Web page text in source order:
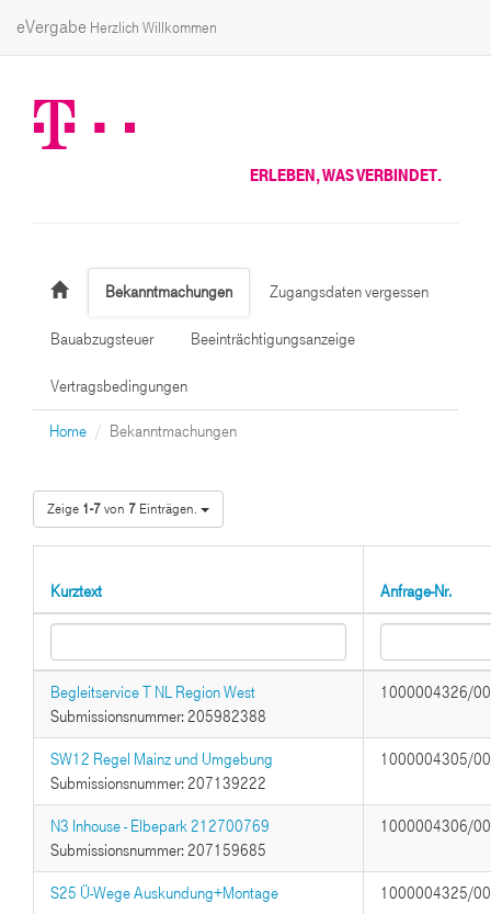
eVergabe Herzlich Willkommen
ERLEBEN, WAS VERBINDET.
Bekanntmachungen Zugangsdaten vergessen
Bauabzugsteuer Beeinträchtigungsanzeige
Vertragsbedingungen
Home Bekanntmachungen
Zeige 1-7von 7 Einträgen.
Kurztext Anfrage-Nr.
Begleitservice T NL Region West
Submissionsnummer: 205982388
1000004326/
SW12 Regel Mainz und Umgebung
Submissionsnummer: 207139222
1000004305/
N3 Inhouse - Elbepark 212700769
Submissionsnummer: 207159685
1000004306/
S25 Ü-Wege Auskundung+Montage 1000004325/